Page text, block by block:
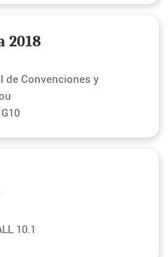
2018
de Convenciones y
10.1